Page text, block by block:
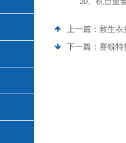
20
上一篇： 救生衣
下一篇： 赛锐特